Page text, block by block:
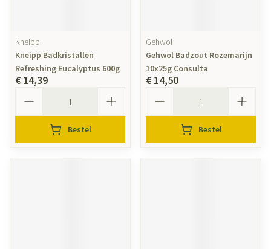
Kneipp
Kneipp Badkristallen
Refreshing Eucalyptus 600g
€ 14,39
Bestel
Gehwol
Gehwol Badzout Rozemarijn
10x25g Consulta
€ 14,50
Bestel